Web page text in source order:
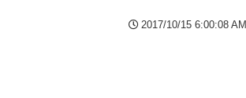
2017/10/15 6:00:08 AM